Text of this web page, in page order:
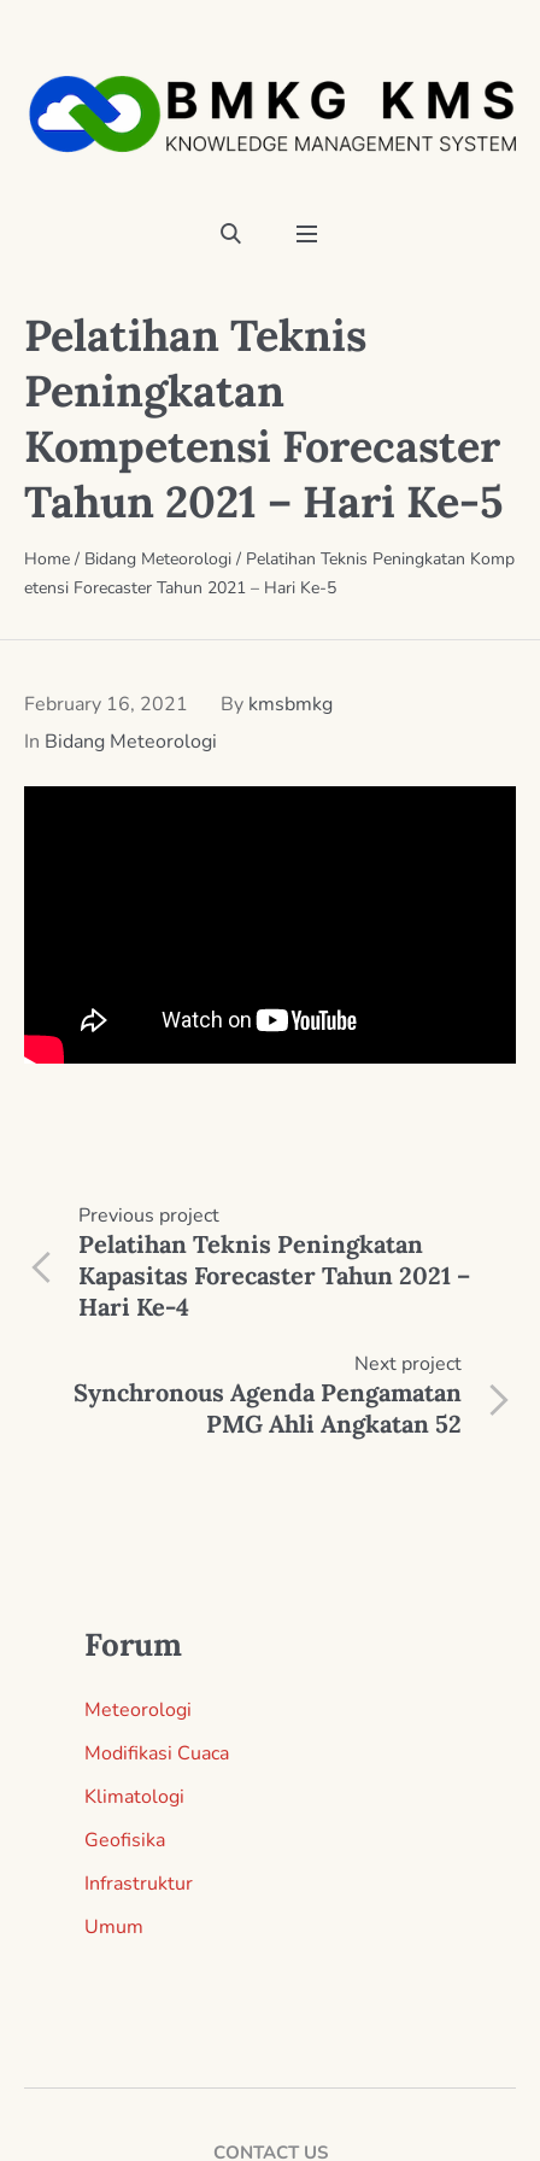
Pelatihan Teknis
Peningkatan
Kompetensi Forecaster
Tahun 2021 – Hari Ke-5
Home / Bidang Meteorologi / Pelatihan Teknis Peningkatan Komp
etensi Forecaster Tahun 2021 – Hari Ke-5
February 16, 2021 By kmsbmkg
In Bidang Meteorologi
Previous project
Pelatihan Teknis Peningkatan
Kapasitas Forecaster Tahun 2021 –
Hari Ke-4
Next project
Synchronous Agenda Pengamatan
PMG Ahli Angkatan 52
Forum
Meteorologi
Modifikasi Cuaca
Klimatologi
Geofisika
Infrastruktur
Umum
CONTACT US